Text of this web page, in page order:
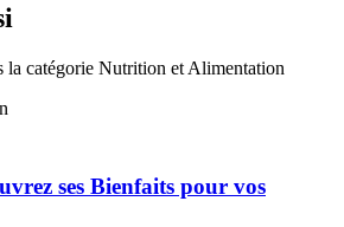
la catégorie Nutrition et Alimentation
ses Bienfaits pour vos